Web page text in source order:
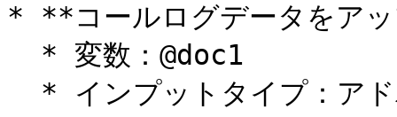
* **コールログデータをア